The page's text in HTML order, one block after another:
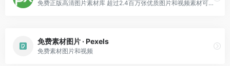
免费正版高清图片素材库 超过2.4百万张优质图片和视频素材可供免费使用和下载
免费素材图片 · Pexels
免费素材图片和视频